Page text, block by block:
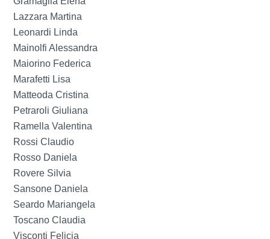
Lazzara Martina
Leonardi Linda
Mainolfi Alessandra
Maiorino Federica
Marafetti Lisa
Matteoda Cristina
Petraroli Giuliana
Ramella Valentina
Rossi Claudio
Rosso Daniela
Rovere Silvia
Sansone Daniela
Seardo Mariangela
Toscano Claudia
Visconti Felicia